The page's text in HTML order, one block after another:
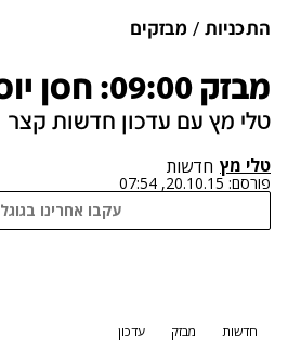
התכניות מבזקים
מבזק 09:00: חסן יוסוף נעצר
טלי מץ עם עדכון חדשות קצר
טלי מץ חדשות
פורסם:20.10.15, 07:54
עקבו אחרינו בגוגל
נתקלנו בבעיה
חדשות מבזק עדכון